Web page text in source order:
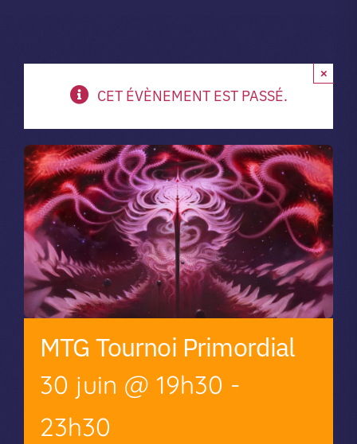
Contact
app.
Vibe Game
CET ÉVÈNEMENT EST PASSÉ.
×
MTG Tournoi Primordial
30 juin @ 19h30 -
23h30